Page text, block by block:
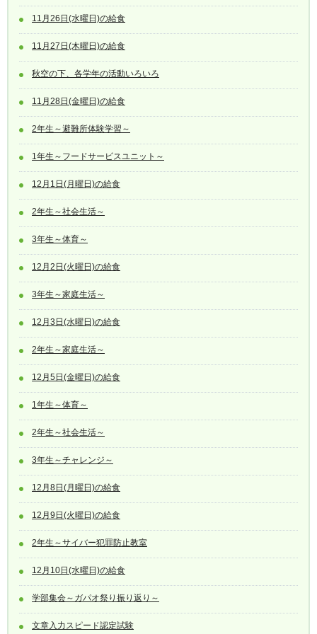
11月26日(水曜日)の給食
11月27日(木曜日)の給食
秋空の下、各学年の活動いろいろ
11月28日(金曜日)の給食
2年生～避難所体験学習～
1年生～フードサービスユニット～
12月1日(月曜日)の給食
2年生～社会生活～
3年生～体育～
12月2日(火曜日)の給食
3年生～家庭生活～
12月3日(水曜日)の給食
2年生～家庭生活～
12月5日(金曜日)の給食
1年生～体育～
2年生～社会生活～
3年生～チャレンジ～
12月8日(月曜日)の給食
12月9日(火曜日)の給食
2年生～サイバー犯罪防止教室
12月10日(水曜日)の給食
学部集会～ガパオ祭り振り返り～
文章入力スピード認定試験